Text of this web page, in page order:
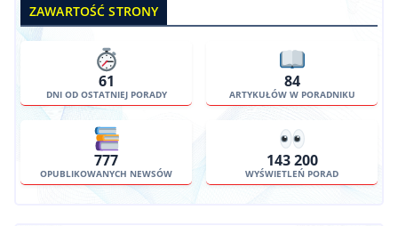
ZAWARTOŚĆ STRONY
61
DNI OD OSTATNIEJ PORADY
84
ARTYKUŁÓW W PORADNIKU
777
OPUBLIKOWANYCH NEWSÓW
143 200
WYŚWIETLEŃ PORAD